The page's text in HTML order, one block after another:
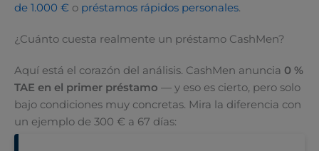
de 1.000 € o préstamos rápidos personales.
¿Cuánto cuesta realmente un préstamo CashMen?
Aquí está el corazón del análisis. CashMen anuncia 0 %
TAE en el primer préstamo — y eso es cierto, pero solo
bajo condiciones muy concretas. Mira la diferencia con
un ejemplo de 300 € a 67 días: